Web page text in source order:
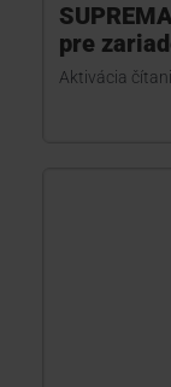
pre
Aktivácia